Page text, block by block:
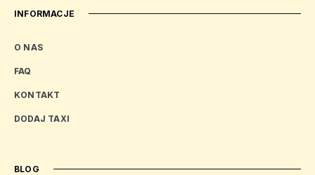
INFORMACJE
O NAS
FAQ
KONTAKT
DODAJ TAXI
BLOG